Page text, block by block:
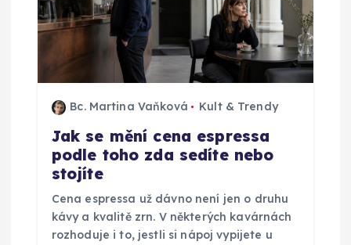
Bc. Martina Vaňková Kult & Trendy
Jak se mění cena espressa
podle toho zda sedíte nebo
stojíte
Cena espressa už dávno není jen o druhu
kávy a kvalitě zrn. V některých kavárnách
rozhoduje i to, jestli si nápoj vypijete u